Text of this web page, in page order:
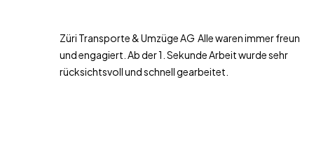
Züri Transporte & Umzüge AG Alle waren immer freundlich
und engagiert. Ab der 1. Sekunde Arbeit wurde sehr
rücksichtsvoll und schnell gearbeitet.